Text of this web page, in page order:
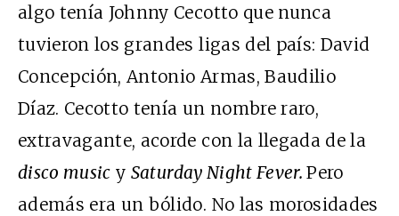
algo tenía Johnny Cecotto que nunca
tuvieron los grandes ligas del país: David
Concepción, Antonio Armas, Baudilio
Díaz. Cecotto tenía un nombre raro,
extravagante, acorde con la llegada de la
disco music y Saturday Night Fever.Pero
además era un bólido. No las morosidades